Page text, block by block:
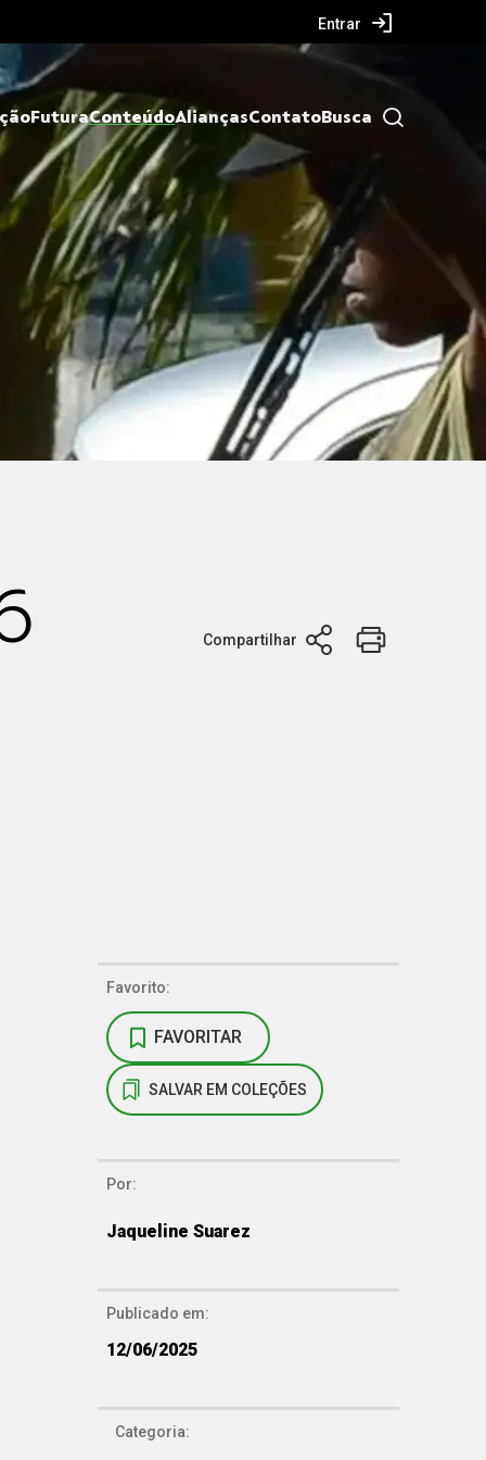
Entrar
FuturaConteúdoAliançasContatoBusca
Compartilhar
Favorito:
FAVORITAR
SALVAR EM COLEÇÕES
Por:
Jaqueline Suarez
Publicado em:
12/06/2025
Categoria: